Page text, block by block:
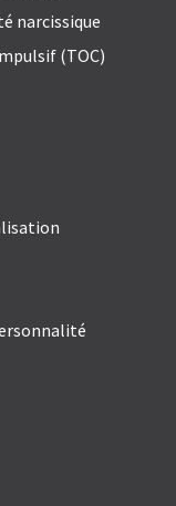
narcissique
(TOC)